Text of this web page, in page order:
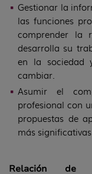
Gestionar la
las funciones
comprender la
desarrolla su
en la sociedad
cambiar.
Asumir el
profesional con
propuestas de
más
Relación de